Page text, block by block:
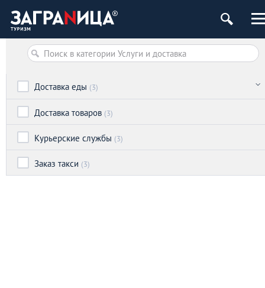
Доставка еды (3)
Доставка товаров (3)
Курьерские службы (3)
Заказ такси (3)